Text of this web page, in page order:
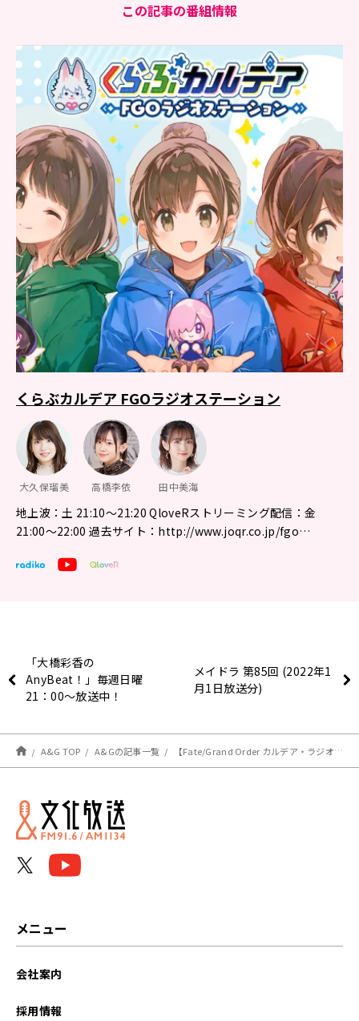
この記事の番組情報
くらぶカルデア FGOラジオステーション
大久保瑠美 高橋李依 田中美海
地上波：土 21:10～21:20 QloveRストリーミング配信：金
21:00〜22:00 過去サイト：http://www.joqr.co.jp/fgo…
「大橋彩香の
AnyBeat！」毎週日曜
21：00～放送中！
メイドラ 第85回 (2022年1
月1日放送分)
A&G TOP A&Gの記事一覧 【Fate/Grand Order カルデア・ラジオ局 Plus】超!A&G+版 第146回 放送レポート
メニュー
会社案内
採用情報